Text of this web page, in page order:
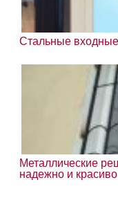
Стальные
Металлические
надежно и красиво